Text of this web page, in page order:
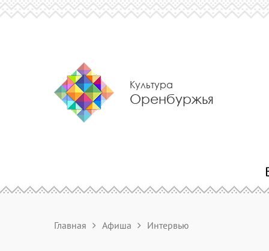
Культура
Оренбуржья
Главная Афиша Интервью